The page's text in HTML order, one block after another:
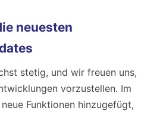
neuesten
stetig, und wir freuen uns,
vorzustellen. Im
Funktionen hinzugefügt,